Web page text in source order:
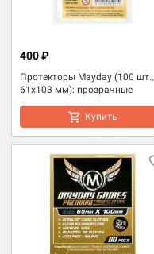
Протекторы Mayday (100 шт.,
61x103 мм): прозрачные
400 ₽
Купить